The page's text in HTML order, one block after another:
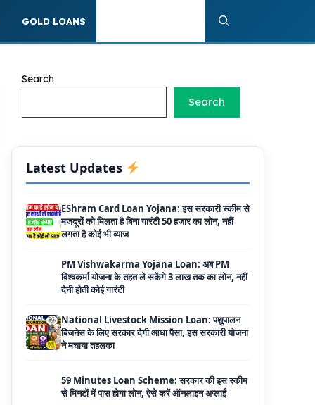
GOLD LOANS
Search
Search
Latest Updates
के लिए इस सरकारी स्कीम से मिलता है दस लाख का लोन,
साथ ही मिलती है 35% सब्सिडी
EShram Card Loan Yojana: इस सरकारी स्कीम से
मजदूरों को मिलता है बिना गारंटी 50 हजार का लोन, नहीं
लगता है कोई भी ब्याज
PM Vishwakarma Yojana Loan: अब PM
विश्वकर्मा योजना के तहत ले सकेंगे 3 लाख तक का लोन, नहीं
देनी होती कोई गारंटी
National Livestock Mission Loan: पशुपालन
बिजनेस के लिए सरकार देगी आधा पैसा, इस सरकारी योजना
ने मचाया तहलका
59 Minutes Loan Scheme: सरकार की इस स्कीम
से मिनटों में पास होगा लोन, ऐसे करें ऑनलाइन अप्लाई
लिए से ले सकते है 5 लाख रूपए का लोन, यहाँ से देखे पूरी
जानकारी